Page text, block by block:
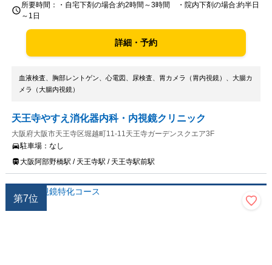
所要時間：
・自宅下剤の場合:約2時間～3時間 ・院内下剤の場合:約半日
～1日
詳細・予約
血液検査、胸部レントゲン、心電図、尿検査、胃カメラ（胃内視鏡）、大腸カ
メラ（大腸内視鏡）
天王寺やすえ消化器内科・内視鏡クリニック
大阪府大阪市天王寺区堀越町11-11天王寺ガーデンスクエア3F
駐車場： なし
大阪阿部野橋駅 / 天王寺駅 / 天王寺駅前駅
第7位